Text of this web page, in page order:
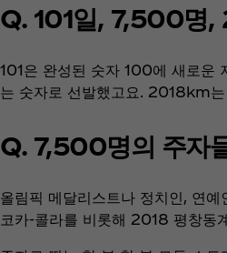
Q. 101일, 7,500명,
101은 완성된 숫자 100에 새로운
는 숫자로 선발했고요. 2018km
Q. 7,500명의 주자
올림픽 메달리스트나 정치인, 연
코카-콜라를 비롯해 2018 평창동